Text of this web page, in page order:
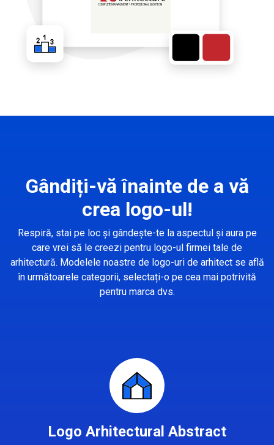
Gândiți-vă înainte de a vă
crea logo-ul!
Respiră, stai pe loc și gândește-te la aspectul și aura pe
care vrei să le creezi pentru logo-ul firmei tale de
arhitectură. Modelele noastre de logo-uri de arhitect se află
în următoarele categorii, selectați-o pe cea mai potrivită
pentru marca dvs.
Logo Arhitectural Abstract